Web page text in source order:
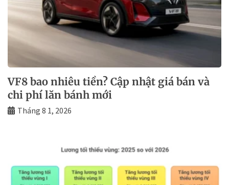
VF8 bao nhiêu tiền? Cập nhật giá bán và
chi phí lăn bánh mới
Tháng 8 1, 2026